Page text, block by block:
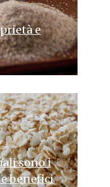
e
sono i
benefici